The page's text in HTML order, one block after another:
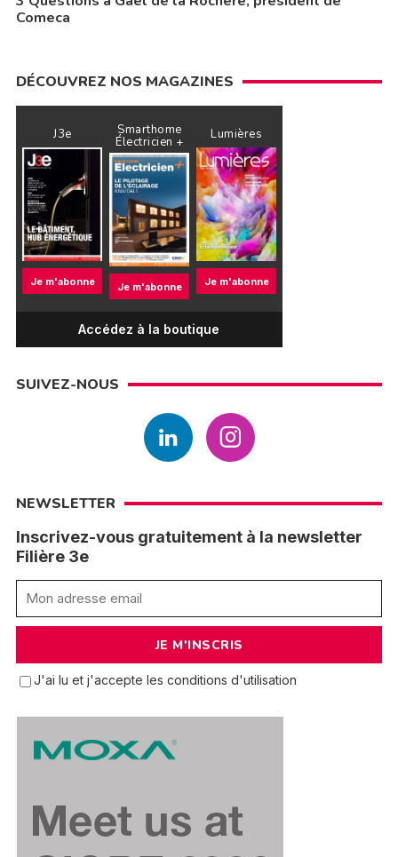
Comeca
DÉCOUVREZ NOS MAGAZINES
J3e
Je m'abonne
Smarthome
Électricien +
Je m'abonne
Lumières
Je m'abonne
Accédez à la boutique
SUIVEZ-NOUS
NEWSLETTER
Inscrivez-vous gratuitement à la newsletter
Filière 3e
J'ai lu et j'accepte les conditions d'utilisation